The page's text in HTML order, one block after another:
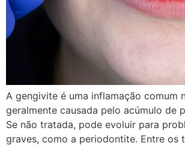
A gengivite é uma inflamação comum
geralmente causada pelo acúmulo de
Se não tratada, pode evoluir para
graves, como a periodontite. Entre os